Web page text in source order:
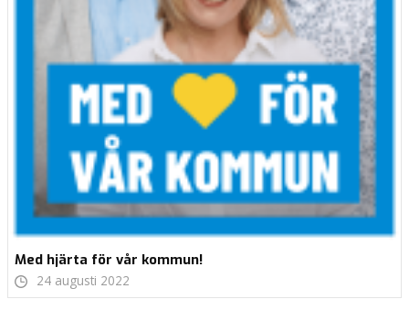
Med hjärta för vår kommun!
24 augusti 2022